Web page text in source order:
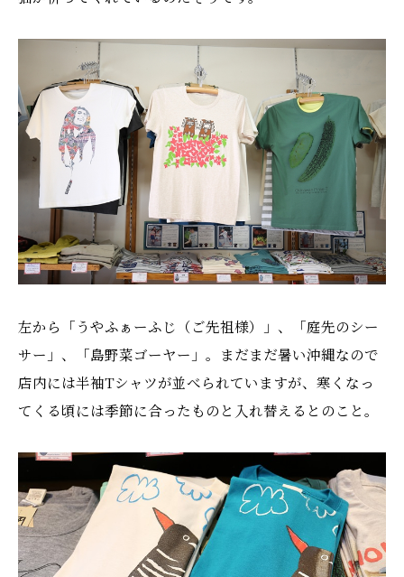
左から「うやふぁーふじ（ご先祖様）」、「庭先のシー
サー」、「島野菜ゴーヤー」。まだまだ暑い沖縄なので
店内には半袖Tシャツが並べられていますが、寒くなっ
てくる頃には季節に合ったものと入れ替えるとのこと。